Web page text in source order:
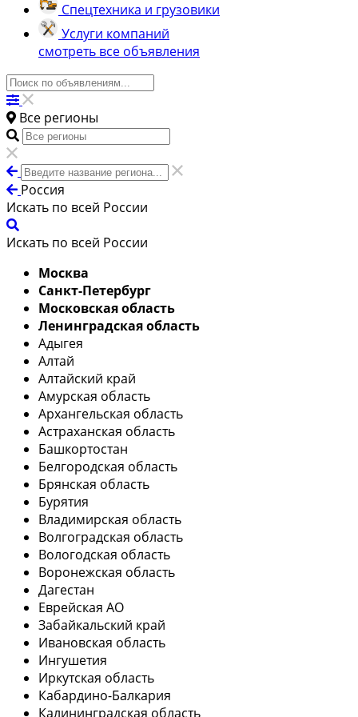
Спецтехника и грузовики
Услуги компаний
смотреть все объявления
Все регионы
Россия
Искать по всей России
Искать по всей России
Москва
Санкт-Петербург
Московская область
Ленинградская область
Адыгея
Алтай
Алтайский край
Амурская область
Архангельская область
Астраханская область
Башкортостан
Белгородская область
Брянская область
Бурятия
Владимирская область
Волгоградская область
Вологодская область
Воронежская область
Дагестан
Еврейская АО
Забайкальский край
Ивановская область
Ингушетия
Иркутская область
Кабардино-Балкария
Калининградская область